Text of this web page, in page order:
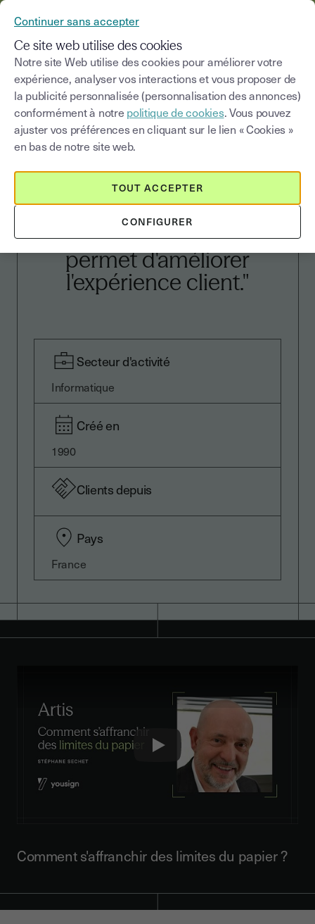
CUSTOMER STORIES
"Depuis l'intégration de
Youtrust, notre processus
est plus fluide et nous
permet d'améliorer
l'expérience client."
Secteur d'activité
Informatique
Créé en
1990
Clients depuis
Pays
France
Play
Comment s'affranchir des limites du papier ?
Continuer sans accepter
Ce site web utilise des cookies
Notre site Web utilise des cookies pour améliorer votre
expérience, analyser vos interactions et vous proposer de
la publicité personnalisée (personnalisation des annonces)
conformément à notre politique de cookies. Vous pouvez
ajuster vos préférences en cliquant sur le lien « Cookies »
en bas de notre site web.
CONFIGURER
TOUT ACCEPTER